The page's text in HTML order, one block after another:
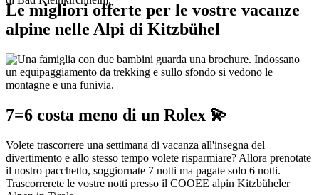
Le migliori offerte per le vostre vacanze
alpine nelle Alpi di Kitzbühel
7=6 costa meno di un Rolex 💫
Volete trascorrere una settimana di vacanza all'insegna del
divertimento e allo stesso tempo volete risparmiare? Allora prenotate
il nostro pacchetto, soggiornate 7 notti ma pagate solo 6 notti.
Trascorrerete le vostre notti presso il COOEE alpin Kitzbüheler